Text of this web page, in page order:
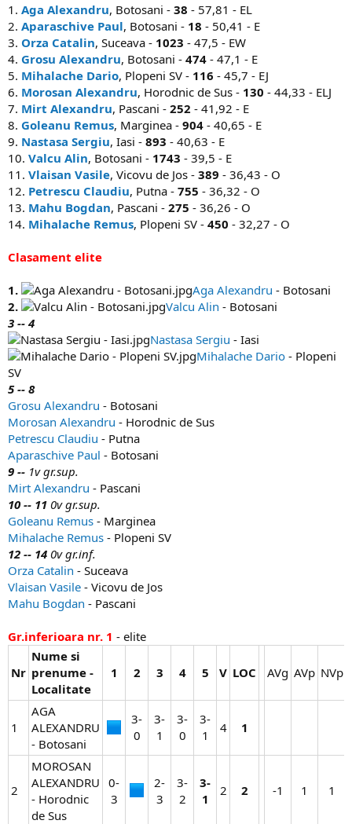
1. Aga Alexandru, Botosani - 38 - 57,81 - EL
2. Aparaschive Paul, Botosani - 18 - 50,41 - E
3. Orza Catalin, Suceava - 1023 - 47,5 - EW
4. Grosu Alexandru, Botosani - 474 - 47,1 - E
5. Mihalache Dario, Plopeni SV - 116 - 45,7 - EJ
6. Morosan Alexandru, Horodnic de Sus - 130 - 44,33 - ELJ
7. Mirt Alexandru, Pascani - 252 - 41,92 - E
8. Goleanu Remus, Marginea - 904 - 40,65 - E
9. Nastasa Sergiu, Iasi - 893 - 40,63 - E
10. Valcu Alin, Botosani - 1743 - 39,5 - E
11. Vlaisan Vasile, Vicovu de Jos - 389 - 36,43 - O
12. Petrescu Claudiu, Putna - 755 - 36,32 - O
13. Mahu Bogdan, Pascani - 275 - 36,26 - O
14. Mihalache Remus, Plopeni SV - 450 - 32,27 - O
Clasament elite
1. Aga Alexandru - Botosani
2.
Valcu Alin - Botosani
3 -- 4
Nastasa Sergiu - Iasi
Mihalache Dario - Plopeni
SV
5 -- 8
Grosu Alexandru - Botosani
Morosan Alexandru - Horodnic de Sus
Petrescu Claudiu - Putna
Aparaschive Paul - Botosani
9 -- 1v gr.sup.
Mirt Alexandru - Pascani
10 -- 11 0v gr.sup.
Goleanu Remus - Marginea
Mihalache Remus - Plopeni SV
12 -- 14 0v gr.inf.
Orza Catalin - Suceava
Vlaisan Vasile - Vicovu de Jos
Mahu Bogdan - Pascani
Gr.inferioara nr. 1 - elite
Nr
Nume si
prenume -
Localitate
1 2 3 4 5 V LOC AVg​ AVp​ NVp​
1
AGA
ALEXANDRU
- Botosani
3-
0​
3-
1​
3-
0​
3-
1​
4​ 1
2
MOROSAN
ALEXANDRU
- Horodnic
de Sus
0-
3​
2-
3​
3-
2​
3-
1
2​ 2 -1​ 1​ 1​